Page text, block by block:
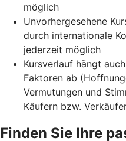
möglich
Unvorhergesehene
durch internationale
jederzeit möglich
Kursverlauf hängt
Faktoren ab
Vermutungen und
Käufern bzw.
Finden Sie Ihre